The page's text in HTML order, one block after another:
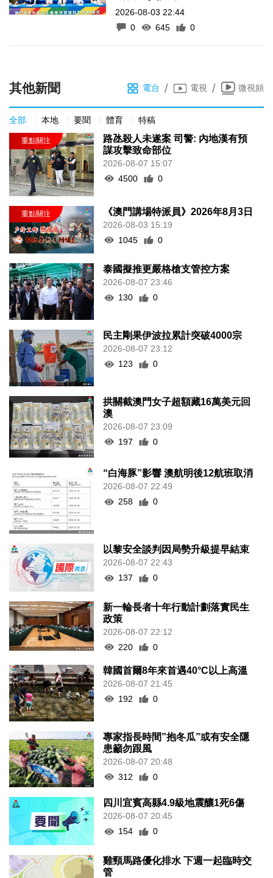
2026-08-03 22:44
0
645 0
其他新聞 電台 / 電視 / 微視頻
全部 本地 要聞 體育 特稿
路氹殺人未遂案 司警: 內地漢有預
謀攻擊致命部位
2026-08-07 15:07
4500
0
《澳門講場特派員》2026年8月3日
2026-08-03 15:19
1045
0
泰國擬推更嚴格槍支管控方案
2026-08-07 23:46
130
0
民主剛果伊波拉累計突破4000宗
2026-08-07 23:12
123
0
拱關截澳門女子超額藏16萬美元回
澳
2026-08-07 23:09
197
0
“白海豚”影響 澳航明後12航班取消
2026-08-07 22:49
258
0
以黎安全談判因局勢升級提早結束
2026-08-07 22:43
137
0
新一輪長者十年行動計劃落實民生
政策
2026-08-07 22:12
220
0
韓國首爾8年來首遇40°C以上高溫
2026-08-07 21:45
192
0
專家指長時間”抱冬瓜”或有安全隱
患籲勿跟風
2026-08-07 20:48
312
0
四川宜賓高縣4.9級地震釀1死6傷
2026-08-07 20:45
154
0
雞頸馬路優化排水 下週一起臨時交
管